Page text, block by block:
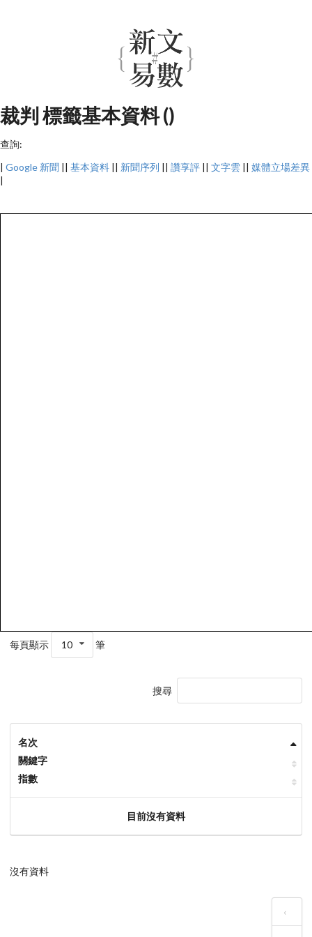
裁判 標籤基本資料 ()
查詢:
| Google 新聞 || 基本資料 || 新聞序列 || 讚享評 || 文字雲 || 媒體立場差異
|
每頁顯示 10 筆
搜尋
名次
關鍵字
指數
目前沒有資料
沒有資料
‹